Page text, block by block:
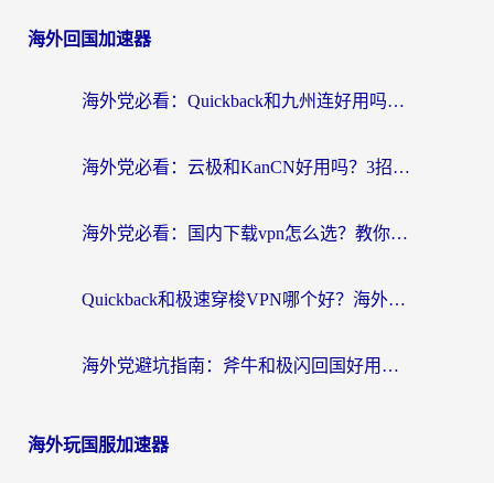
海外回国加速器
海外党必看：Quickback和九州连好用吗？3步选对回国加速器实现无缝刷国内资源
海外党必看：云极和KanCN好用吗？3招教你选对回国加速器（附免费VPN避坑指南）
海外党必看：国内下载vpn怎么选？教你无缝访问国内资源的实用指南
Quickback和极速穿梭VPN哪个好？海外党亲测3招选对回国加速器，看这篇就够了
海外党避坑指南：斧牛和极闪回国好用吗？选对加速器才能无缝刷剧玩游戏
海外玩国服加速器